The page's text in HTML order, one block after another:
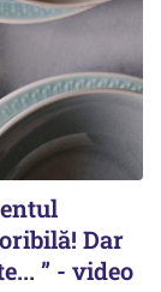
Dar
” - video